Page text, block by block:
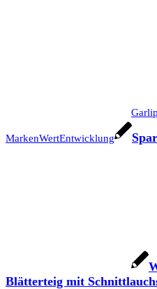
MarkenWertEntwicklung
Blätterteig mit